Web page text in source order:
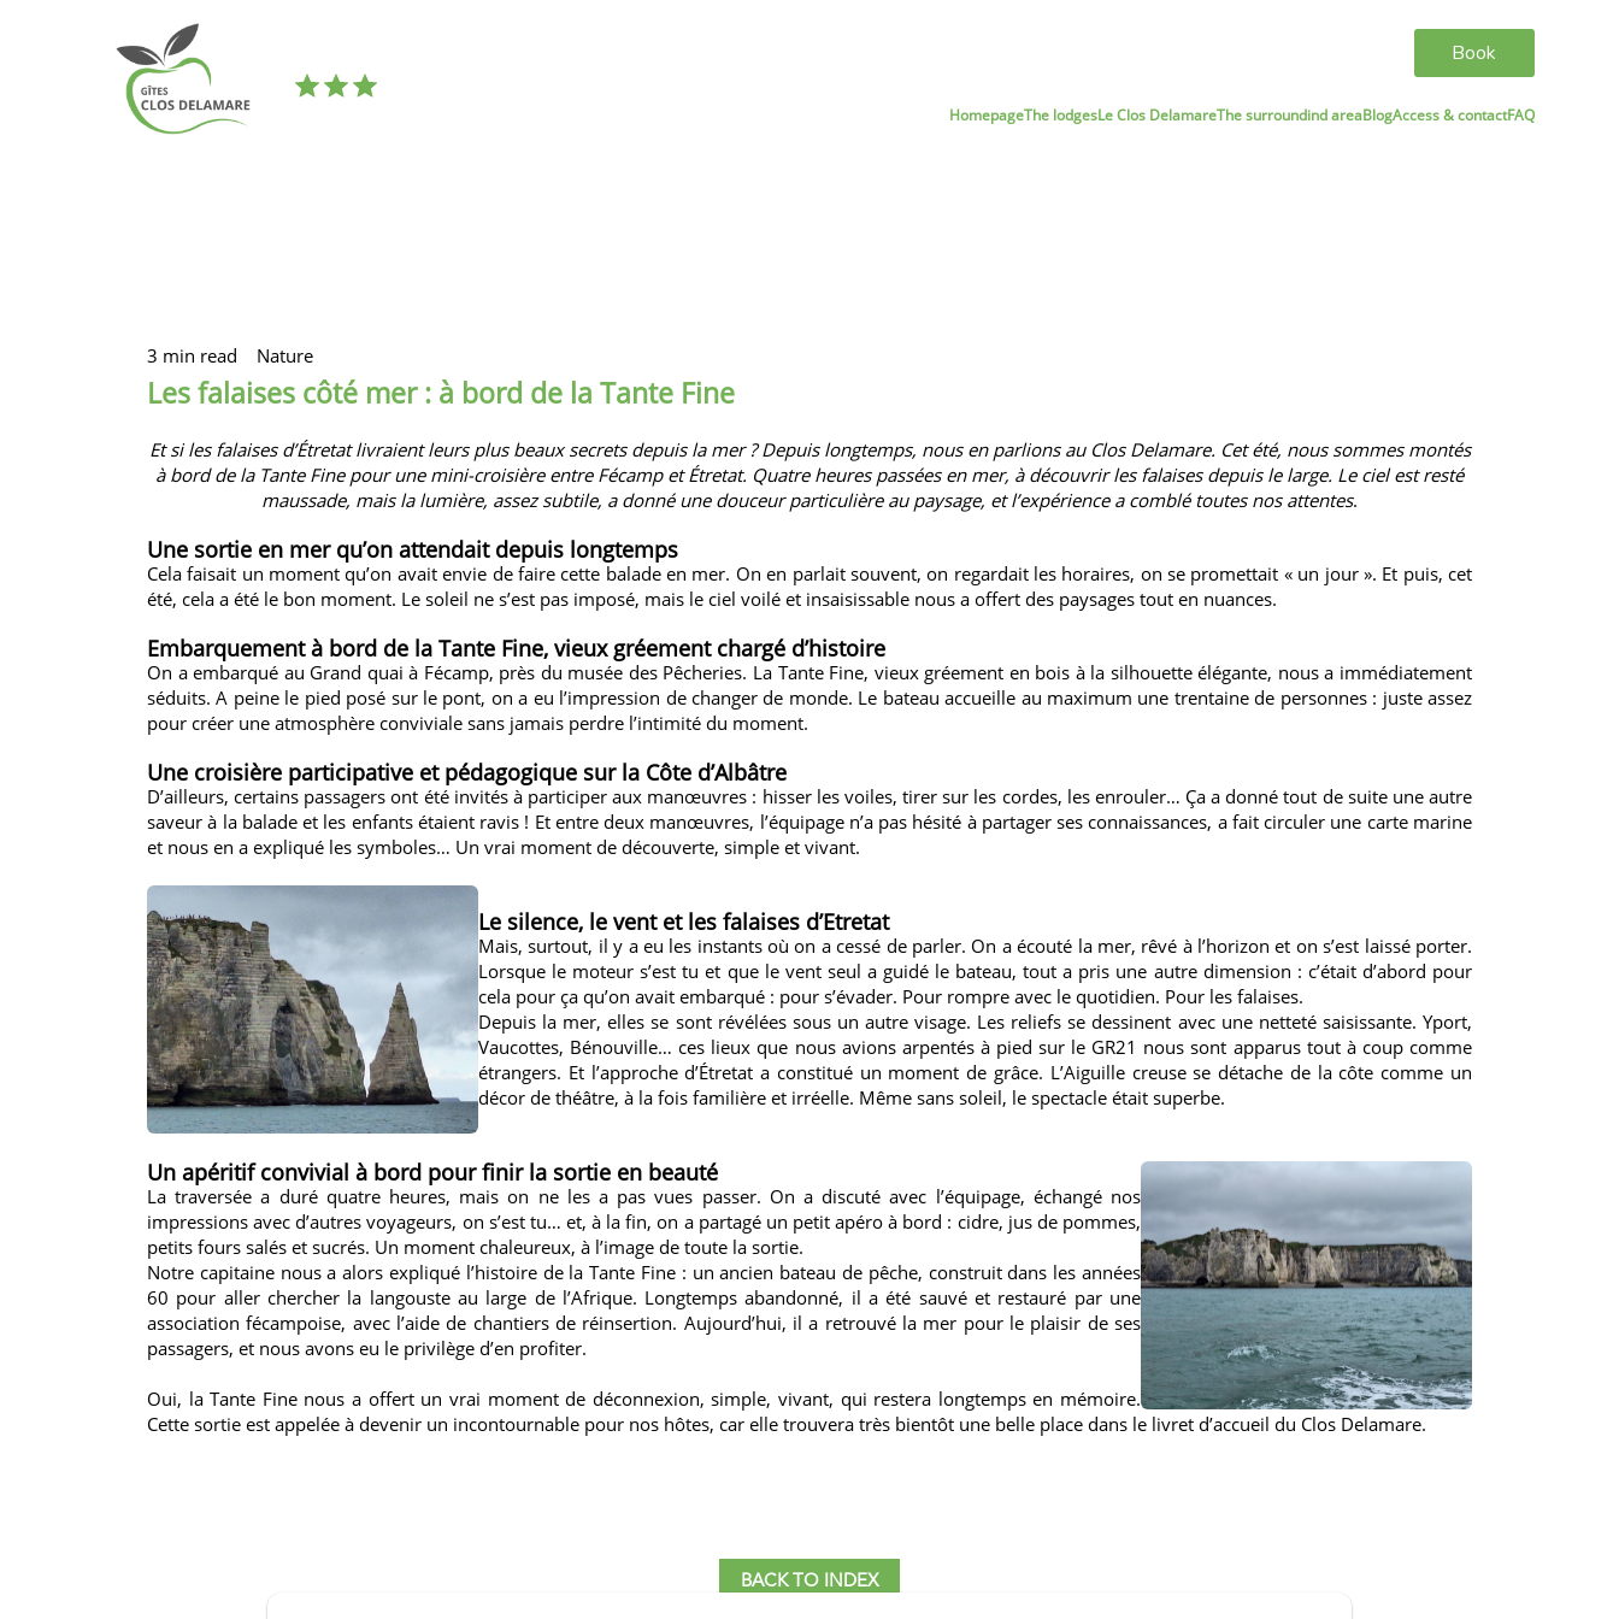
Book
HomepageThe lodgesLe Clos DelamareThe surroundind areaBlogAccess & contactFAQ
3 min read Nature
Les falaises côté mer : à bord de la Tante Fine
Et si les falaises d’Étretat livraient leurs plus beaux secrets depuis la mer ? Depuis longtemps, nous en parlions au Clos Delamare. Cet été, nous sommes montés
à bord de la Tante Fine pour une mini-croisière entre Fécamp et Étretat. Quatre heures passées en mer, à découvrir les falaises depuis le large. Le ciel est resté
maussade, mais la lumière, assez subtile, a donné une douceur particulière au paysage, et l’expérience a comblé toutes nos attentes.
Une sortie en mer qu’on attendait depuis longtemps
Cela faisait un moment qu’on avait envie de faire cette balade en mer. On en parlait souvent, on regardait les horaires, on se promettait « un jour ». Et puis, cet
été, cela a été le bon moment. Le soleil ne s’est pas imposé, mais le ciel voilé et insaisissable nous a offert des paysages tout en nuances.
Embarquement à bord de la Tante Fine, vieux gréement chargé d’histoire
On a embarqué au Grand quai à Fécamp, près du musée des Pêcheries. La Tante Fine, vieux gréement en bois à la silhouette élégante, nous a immédiatement
séduits. A peine le pied posé sur le pont, on a eu l’impression de changer de monde. Le bateau accueille au maximum une trentaine de personnes : juste assez
pour créer une atmosphère conviviale sans jamais perdre l’intimité du moment.
Une croisière participative et pédagogique sur la Côte d’Albâtre
D’ailleurs, certains passagers ont été invités à participer aux manœuvres : hisser les voiles, tirer sur les cordes, les enrouler… Ça a donné tout de suite une autre
saveur à la balade et les enfants étaient ravis ! Et entre deux manœuvres, l’équipage n’a pas hésité à partager ses connaissances, a fait circuler une carte marine
et nous en a expliqué les symboles… Un vrai moment de découverte, simple et vivant.
Le silence, le vent et les falaises d’Etretat
Mais, surtout, il y a eu les instants où on a cessé de parler. On a écouté la mer, rêvé à l’horizon et on s’est laissé porter.
Lorsque le moteur s’est tu et que le vent seul a guidé le bateau, tout a pris une autre dimension : c’était d’abord pour
cela pour ça qu’on avait embarqué : pour s’évader. Pour rompre avec le quotidien. Pour les falaises.
Depuis la mer, elles se sont révélées sous un autre visage. Les reliefs se dessinent avec une netteté saisissante. Yport,
Vaucottes, Bénouville… ces lieux que nous avions arpentés à pied sur le GR21 nous sont apparus tout à coup comme
étrangers. Et l’approche d’Étretat a constitué un moment de grâce. L’Aiguille creuse se détache de la côte comme un
décor de théâtre, à la fois familière et irréelle. Même sans soleil, le spectacle était superbe.
Un apéritif convivial à bord pour finir la sortie en beauté
La traversée a duré quatre heures, mais on ne les a pas vues passer. On a discuté avec l’équipage, échangé nos
impressions avec d’autres voyageurs, on s’est tu… et, à la fin, on a partagé un petit apéro à bord : cidre, jus de pommes,
petits fours salés et sucrés. Un moment chaleureux, à l’image de toute la sortie.
Notre capitaine nous a alors expliqué l’histoire de la Tante Fine : un ancien bateau de pêche, construit dans les années
60 pour aller chercher la langouste au large de l’Afrique. Longtemps abandonné, il a été sauvé et restauré par une
association fécampoise, avec l’aide de chantiers de réinsertion. Aujourd’hui, il a retrouvé la mer pour le plaisir de ses
passagers, et nous avons eu le privilège d’en profiter.
Oui, la Tante Fine nous a offert un vrai moment de déconnexion, simple, vivant, qui restera longtemps en mémoire.
Cette sortie est appelée à devenir un incontournable pour nos hôtes, car elle trouvera très bientôt une belle place dans le livret d’accueil du Clos Delamare.
BACK TO INDEX